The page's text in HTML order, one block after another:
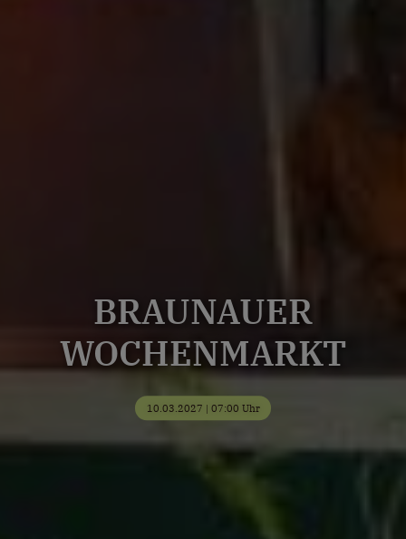
BRAUNAUER
WOCHENMARKT
10.03.2027 | 07:00 Uhr